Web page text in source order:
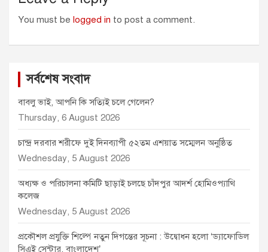
You must be logged in to post a comment.
সর্বশেষ সংবাদ
বাবলু ভাই, আপনি কি সত্যিই চলে গেলেন?
Thursday, 6 August 2026
চান্দ্র দরবার শরীফে দুই দিনব্যাপী ৫২তম এশয়াত সম্মেলন অনুষ্ঠিত
Wednesday, 5 August 2026
অধ্যক্ষ ও পরিচালনা কমিটি ছাড়াই চলছে চাঁদপুর আদর্শ হোমিওপ্যাথি
কলেজ
Wednesday, 5 August 2026
প্রকৌশল প্রযুক্তি শিল্পে নতুন দিগন্তের সূচনা : উদ্বোধন হলো ‘ড্যাফোডিল
সিএই সেন্টার, বাংলাদেশ’